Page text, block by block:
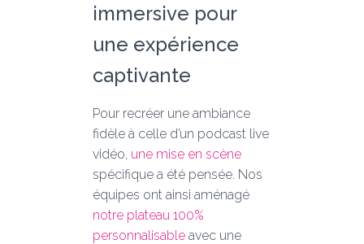
immersive pour
une expérience
captivante
Pour recréer une ambiance
fidèle à celle d’un podcast live
vidéo, une mise en scène
spécifique a été pensée. Nos
équipes ont ainsi aménagé
notre plateau 100%
personnalisable avec une